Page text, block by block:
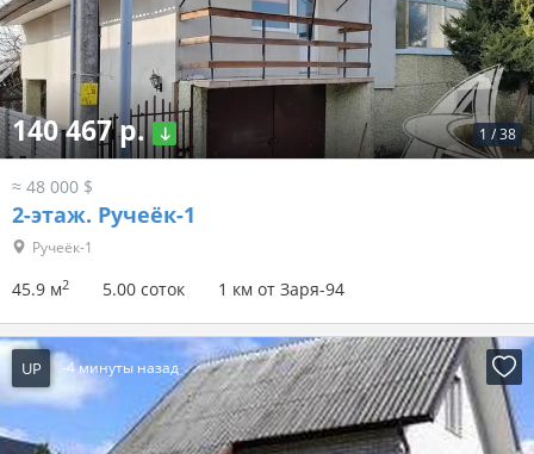
1 /38
140 467 р.
≈ 48 000 $
2-этаж. Ручеёк-1
Ручеёк-1
45.9 м2 5.00 соток 1 км от Заря-94
UP -4 минуты назад